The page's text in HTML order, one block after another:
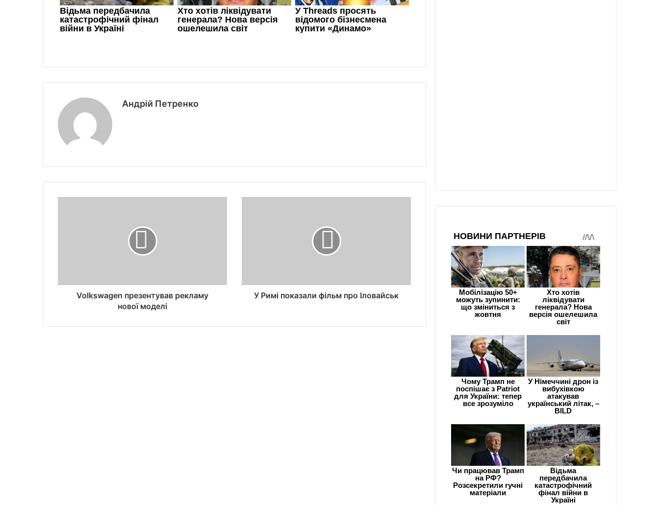
Андрій Петренко
Volkswagen презентував рекламу
нової моделі
У Римі показали фільм про Іловайськ